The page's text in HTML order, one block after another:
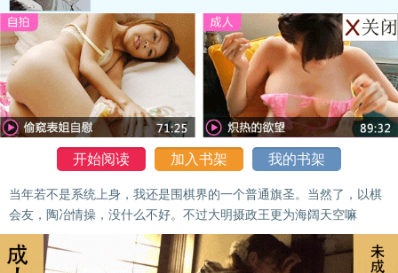
开始阅读 加入书架 我的书架
当年若不是系统上身，我还是围棋界的一个普通旗圣。当然了，以棋
会友，陶冶情操，没什么不好。不过大明摄政王更为海阔天空嘛